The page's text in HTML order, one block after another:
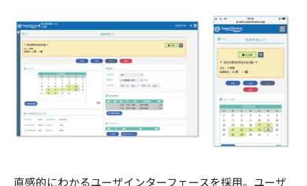
直感的にわかるユーザインターフェースを採用。ユーザ